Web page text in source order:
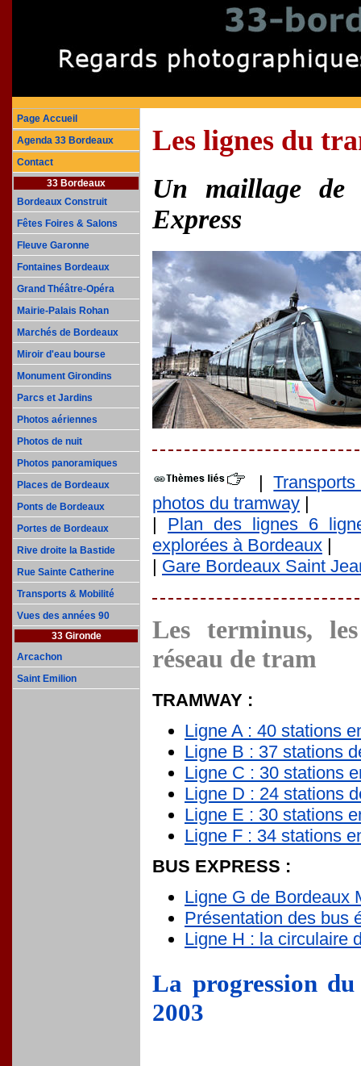
Page Accueil
Agenda 33 Bordeaux
Contact
33 Bordeaux
Bordeaux Construit
Fêtes Foires & Salons
Fleuve Garonne
Fontaines Bordeaux
Grand Théâtre-Opéra
Mairie-Palais Rohan
Marchés de Bordeaux
Miroir d'eau bourse
Monument Girondins
Parcs et Jardins
Photos aériennes
Photos de nuit
Photos panoramiques
Places de Bordeaux
Ponts de Bordeaux
Portes de Bordeaux
Rive droite la Bastide
Rue Sainte Catherine
Transports & Mobilité
Vues des années 90
33 Gironde
Arcachon
Saint Emilion
Les lignes du
Un maillage de
Express
|
photos du tramway |
| Plan des lignes 6
explorées à Bordeaux |
| Gare Bordeaux Saint
Les terminus,
réseau de tram
TRAMWAY :
Ligne A : 40 stations
Ligne B : 37 stations
Ligne C : 30 stations
Ligne D : 24 stations
Ligne E : 30 stations
Ligne F : 34 stations
BUS EXPRESS :
Ligne G de Bordeaux
Présentation des bus
Ligne H : la circulaire
La progression
2003